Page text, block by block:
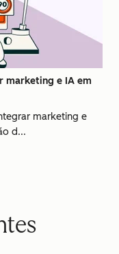
marketing e IA em
marketing e
d...